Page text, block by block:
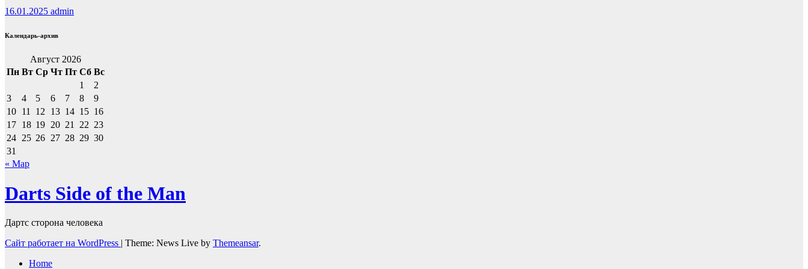
16.01.2025 admin
Календарь-архив
Август 2026
Пн Вт Ср Чт Пт Сб Вс
1
2
3
4 5 6 7 8
9
10 11 12 13 14 15 16
17 18 19 20 21 22 23
24 25 26 27 28 29 30
31
« Мар
Darts Side of the Man
Дартс сторона человека
Сайт работает на WordPress | Theme: News Live by Themeansar.
Home